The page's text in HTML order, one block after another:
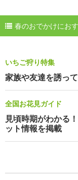
春のおでかけにお
いちご狩り特集
家族や友達を誘っ
全国お花見ガイド
見頃時期がわかる
ット情報を掲載